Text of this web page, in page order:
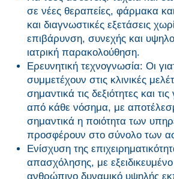
σε νέες θεραπείες, φάρμακα
και διαγνωστικές εξετάσεις
επιβάρυνση, συνεχής και
ιατρική παρακολούθηση.
Ερευνητική τεχνογνωσία: Οι
συμμετέχουν στις κλινικές
σημαντικά τις δεξιότητες και
από κάθε νόσημα, με
σημαντικά η ποιότητα των
προσφέρουν στο σύνολο των
Ενίσχυση της
απασχόλησης, με
ανθρώπινο δυναμικό υψηλής